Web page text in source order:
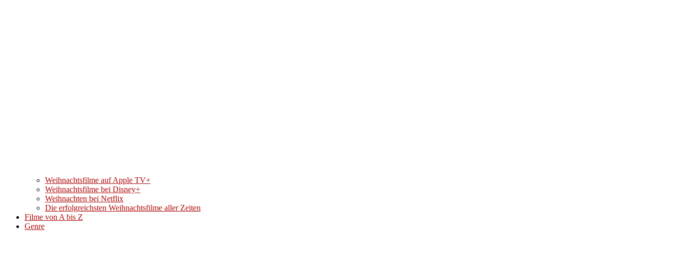
Weihnachtsfilme auf Apple TV+
Weihnachtsfilme bei Disney+
Weihnachten bei Netflix
Die erfolgreichsten Weihnachtsfilme aller Zeiten
Filme von A bis Z
Genre